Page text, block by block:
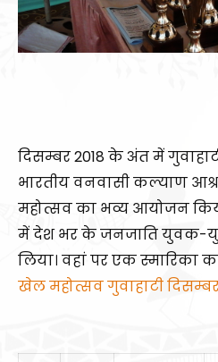
दिसम्बर 2018 के अंत में
भारतीय वनवासी कल्याण आश्रम
महोत्सव का भव्य आयोजन
में देश भर के जनजाति युवक-
लिया। वहां पर एक स्मारिका
खेल महोत्सव गुवाहाटी